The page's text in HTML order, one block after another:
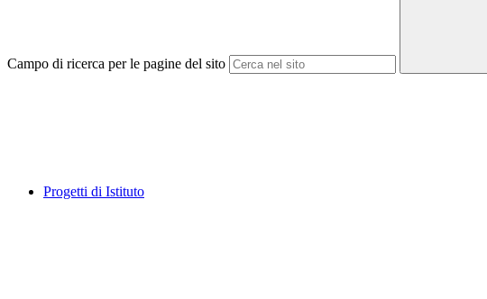
Campo di ricerca per le pagine del sito
Progetti di Istituto